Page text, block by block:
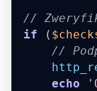
//
if
(
//
echo